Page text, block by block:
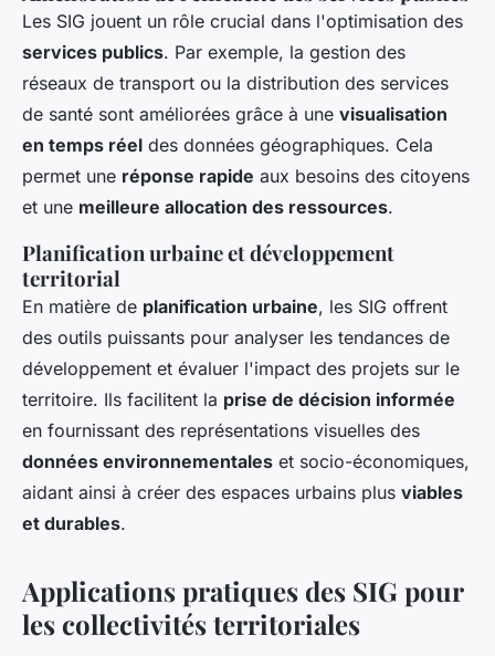
Les SIG jouent un rôle crucial dans l'optimisation des
services publics. Par exemple, la gestion des
réseaux de transport ou la distribution des services
de santé sont améliorées grâce à une visualisation
en temps réel des données géographiques. Cela
permet une réponse rapide aux besoins des citoyens
et une meilleure allocation des ressources.
Planification urbaine et développement
territorial
En matière de planification urbaine, les SIG offrent
des outils puissants pour analyser les tendances de
développement et évaluer l'impact des projets sur le
territoire. Ils facilitent la prise de décision informée
en fournissant des représentations visuelles des
données environnementales et socio-économiques,
aidant ainsi à créer des espaces urbains plus viables
et durables.
Applications pratiques des SIG pour
les collectivités territoriales